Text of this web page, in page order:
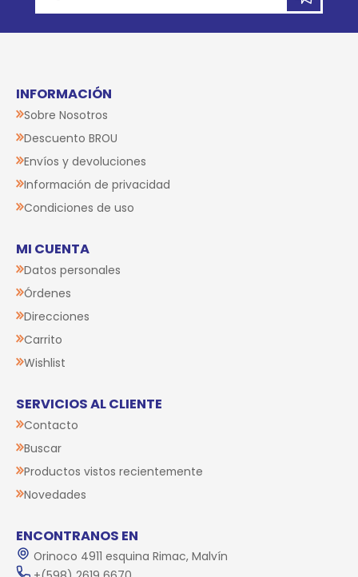
INFORMACIÓN
Sobre Nosotros
Descuento BROU
Envíos y devoluciones
Información de privacidad
Condiciones de uso
MI CUENTA
Datos personales
Órdenes
Direcciones
Carrito
Wishlist
SERVICIOS AL CLIENTE
Contacto
Buscar
Productos vistos recientemente
Novedades
ENCONTRANOS EN
Orinoco 4911 esquina Rimac, Malvín